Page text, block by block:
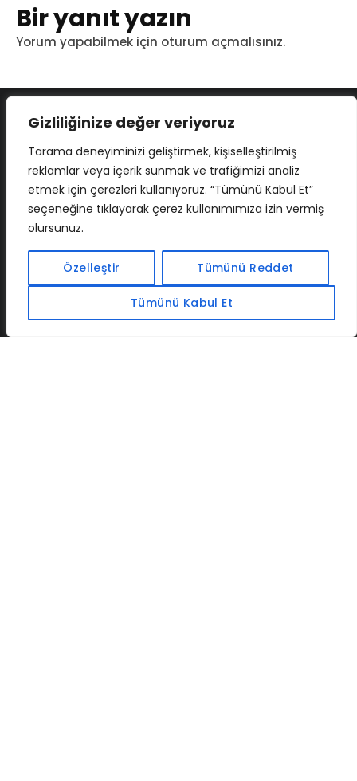
Gizliliğinize değer veriyoruz
Tarama deneyiminizi geliştirmek, kişiselleştirilmiş
reklamlar veya içerik sunmak ve trafiğimizi analiz
etmek için çerezleri kullanıyoruz. “Tümünü Kabul Et”
seçeneğine tıklayarak çerez kullanımımıza izin vermiş
olursunuz.
Özelleştir Tümünü Reddet
Tümünü Kabul Et
Bir yanıt yazın
Yorum yapabilmek için oturum açmalısınız.
İLETIŞIM BAF CADSOFTUSA MAXIMUMPCGUIDES